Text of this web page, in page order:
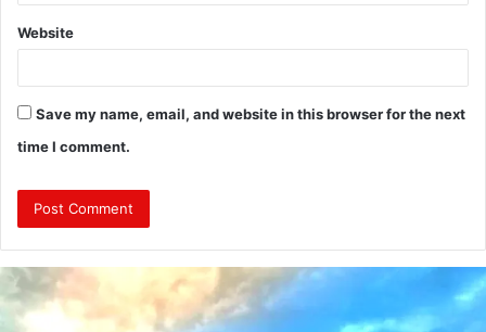
Website
Save my name, email, and website in this browser for the next
time I comment.